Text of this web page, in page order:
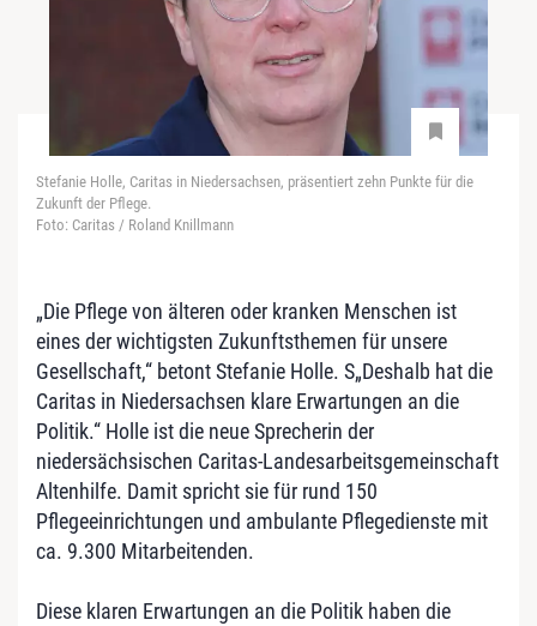
Stefanie Holle, Caritas in Niedersachsen, präsentiert zehn Punkte für die
Zukunft der Pflege.
Foto: Caritas / Roland Knillmann
„Die Pflege von älteren oder kranken Menschen ist
eines der wichtigsten Zukunftsthemen für unsere
Gesellschaft,“ betont Stefanie Holle. S„Deshalb hat die
Caritas in Niedersachsen klare Erwartungen an die
Politik.“ Holle ist die neue Sprecherin der
niedersächsischen Caritas-Landesarbeitsgemeinschaft
Altenhilfe. Damit spricht sie für rund 150
Pflegeeinrichtungen und ambulante Pflegedienste mit
ca. 9.300 Mitarbeitenden.
Diese klaren Erwartungen an die Politik haben die